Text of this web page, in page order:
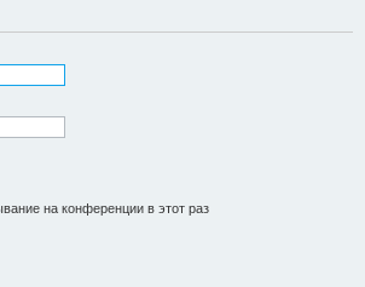
на конференции в этот раз